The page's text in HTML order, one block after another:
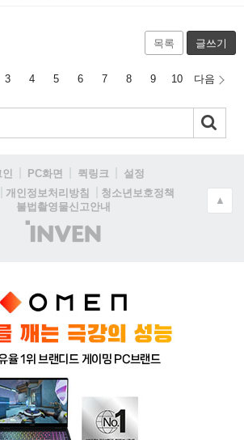
목록 글쓰기
3 4 5 6 7 8 9 10 다음
인 PC화면 퀵링크
설정
개인정보처리방침
청소년보호정책
불법촬영물신고안내
(주)
인
▲